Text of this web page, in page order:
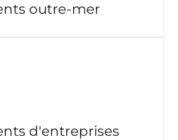
outre-mer
d'entreprises